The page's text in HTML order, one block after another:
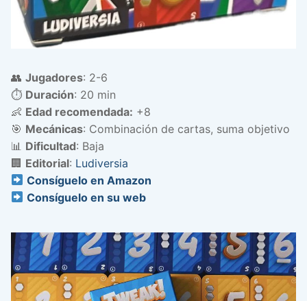
👥 Jugadores: 2-6
⏱️ Duración: 20 min
👶 Edad recomendada: +8
🎯 Mecánicas: Combinación de cartas, suma objetivo
📊 Dificultad: Baja
🏢 Editorial: Ludiversia
Consíguelo en Amazon
Consíguelo en su web